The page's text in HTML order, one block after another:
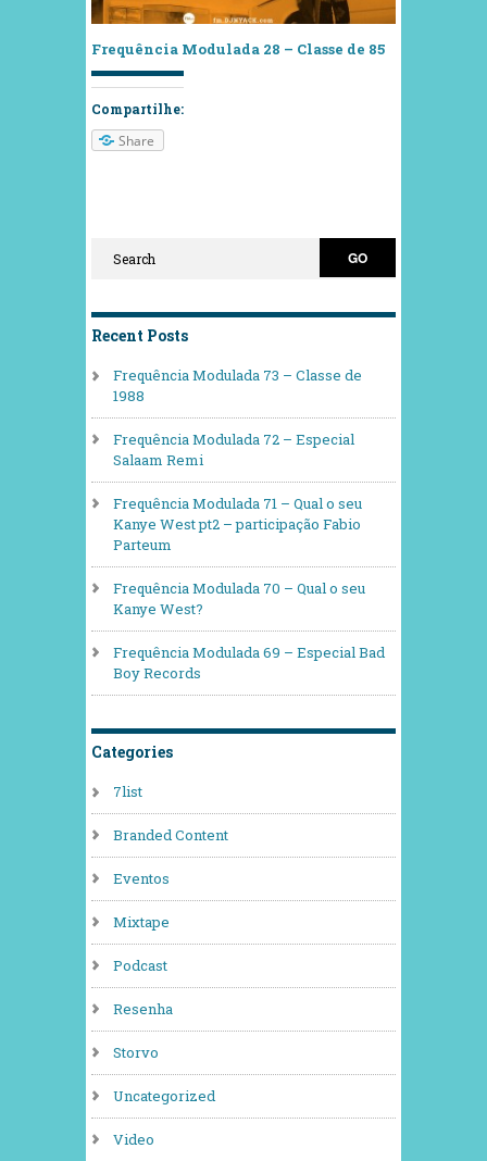
Frequência Modulada 28 – Classe de 85
Compartilhe:
Share
Recent Posts
Frequência Modulada 73 – Classe de
1988
Frequência Modulada 72 – Especial
Salaam Remi
Frequência Modulada 71 – Qual o seu
Kanye West pt2 – participação Fabio
Parteum
Frequência Modulada 70 – Qual o seu
Kanye West?
Frequência Modulada 69 – Especial Bad
Boy Records
Categories
7list
Branded Content
Eventos
Mixtape
Podcast
Resenha
Storvo
Uncategorized
Video